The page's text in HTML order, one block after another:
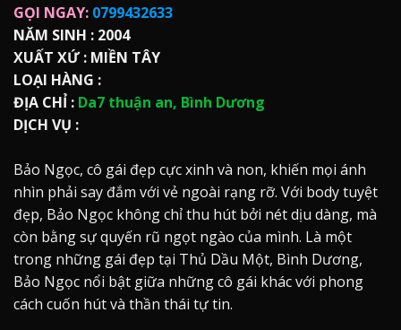
GỌI NGAY: 0799432633
NĂM SINH : 2004
XUẤT XỨ : MIỀN TÂY
LOẠI HÀNG :
ĐỊA CHỈ : Da7 thuận an, Bình Dương
DỊCH VỤ :
Bảo Ngọc, cô gái đẹp cực xinh và non, khiến mọi ánh
nhìn phải say đắm với vẻ ngoài rạng rỡ. Với body tuyệt
đẹp, Bảo Ngọc không chỉ thu hút bởi nét dịu dàng, mà
còn bằng sự quyến rũ ngọt ngào của mình. Là một
trong những gái đẹp tại Thủ Dầu Một, Bình Dương,
Bảo Ngọc nổi bật giữa những cô gái khác với phong
cách cuốn hút và thần thái tự tin.